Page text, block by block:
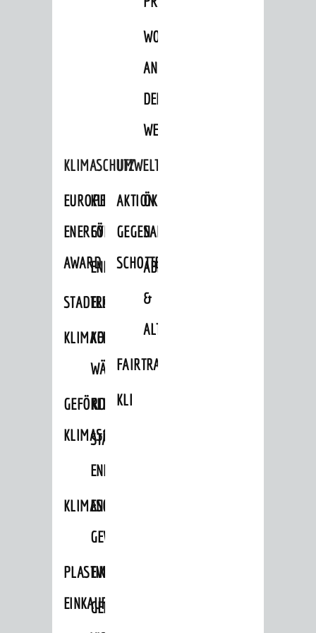
WOHNBEBAUUNG
AN
DER
WEINBERGSTRASSE
KLIMASCHUTZ
EUROPEAN
ENERGY
AWARD
KLIMASCHUTZ-
FÖRDERPROGRAMME
ENERGIEBERATUNG
STADTRADELN
ELEKTROMOBILITÄTSBERATUNG
KLIMAFITKOMMUNALE
WÄRMEPLANUNG
GEFÖRDERTE
KLIMASCHUTZMASSNAHMEN
KLIMASCHUTZKONZEPT
STÄDTISCHES
ENERGIEMANAGEMENT
KLIMASCHUTZKOMMISSION
ENERGIEKARAWANE
GEWERBE
PLASTIKTÜTENFREIE
EINKAUFSSTADT
EVENTS
GEMEINSAME
UMWELTSCHUTZ
AKTION
GEGEN
SCHOTTERGÄRTEN
ÖKOLOGISCHE
SANIERUNG/WAIDSEE
ABFALL
&
ALTLASTEN
FAIRTRADE
KLEIDERTAUSCHBÖRSE